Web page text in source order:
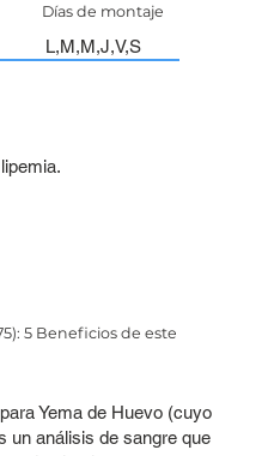
Días de montaje
L,M,M,J,V,S
5 Beneficios de este
Yema de Huevo (cuyo
un análisis de sangre que